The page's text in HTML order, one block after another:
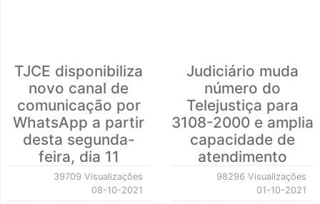
TJCE disponibiliza
novo canal de
comunicação por
WhatsApp a partir
desta segunda-
feira, dia 11
39709 Visualizações
08-10-2021
Judiciário muda
número do
Telejustiça para
3108-2000 e amplia
capacidade de
atendimento
98296 Visualizações
01-10-2021